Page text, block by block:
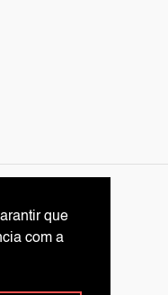
que
com a
que
com a